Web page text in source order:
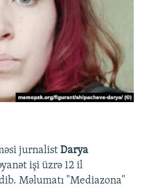
jurnalist Darya
işi üzrə 12 il
Məlumatı "Mediazona"